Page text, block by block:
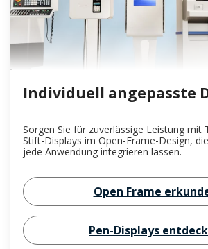
Individuell angepasste
Sorgen Sie für zuverlässige Leistung mit
Stift-Displays im Open-Frame-Design,
jede Anwendung integrieren lassen.
Open Frame
Pen-Displays